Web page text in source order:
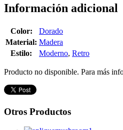
Información adicional
Color:
Dorado
Material: Madera
Estilo:
Moderno, Retro
Producto no disponible. Para más
Otros Productos